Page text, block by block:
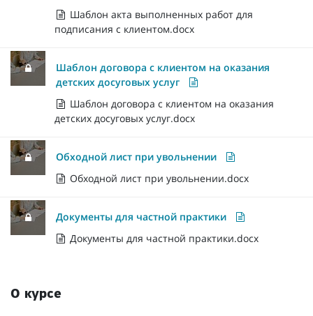
Шаблон акта выполненных работ для
подписания с клиентом.docx
Шаблон договора с клиентом на оказания
детских досуговых услуг
Шаблон договора с клиентом на оказания
детских досуговых услуг.docx
Обходной лист при увольнении
Обходной лист при увольнении.docx
Документы для частной практики
Документы для частной практики.docx
О курсе